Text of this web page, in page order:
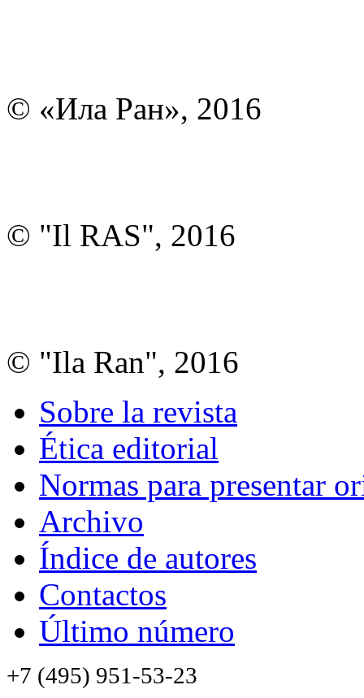
© «Ила Ран», 2016
© "Il RAS", 2016
© "Ila Ran", 2016
Sobre la revista
Ética editorial
Normas para presentar
Archivo
Índice de autores
Contactos
Último número
+7 (495) 951-53-23